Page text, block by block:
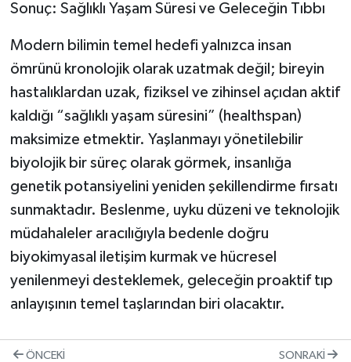
Sonuç: Sağlıklı Yaşam Süresi ve Geleceğin Tıbbı
Modern bilimin temel hedefi yalnızca insan
ömrünü kronolojik olarak uzatmak değil; bireyin
hastalıklardan uzak, fiziksel ve zihinsel açıdan aktif
kaldığı “sağlıklı yaşam süresini” (healthspan)
maksimize etmektir. Yaşlanmayı yönetilebilir
biyolojik bir süreç olarak görmek, insanlığa
genetik potansiyelini yeniden şekillendirme fırsatı
sunmaktadır. Beslenme, uyku düzeni ve teknolojik
müdahaleler aracılığıyla bedenle doğru
biyokimyasal iletişim kurmak ve hücresel
yenilenmeyi desteklemek, geleceğin proaktif tıp
anlayışının temel taşlarından biri olacaktır.
ÖNCEKI SONRAKI